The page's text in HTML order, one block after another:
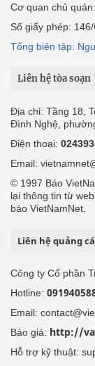
Cơ quan chủ
Số giấy phép:
Tổng biên tập:
Liên hệ tòa soạn
Địa chỉ: Tầng 18,
Đình Nghệ,
Điện thoại:
Email:
© 1997 Báo
lại thông tin từ
báo VietNamNet.
Liên hệ quảng
Công ty Cổ phần
Hotline:
Email:
Báo giá: http://
Hỗ trợ kỹ thuật: